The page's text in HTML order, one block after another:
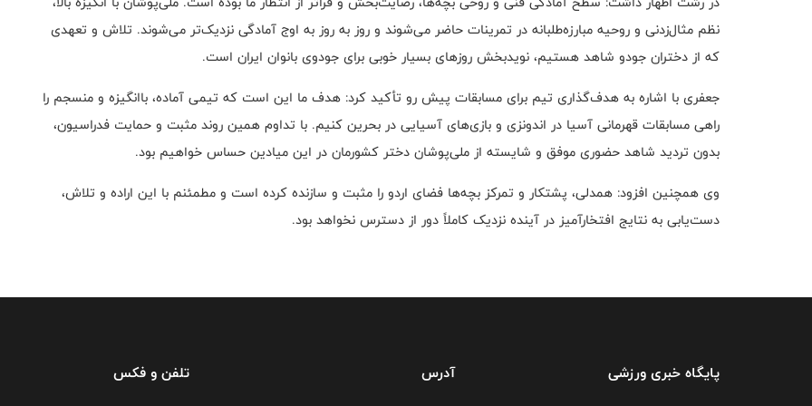
نظم مثال‌زدنی و روحیه مبارزه‌طلبانه در تمرینات حاضر می‌شوند و روز به روز به اوج آمادگی نزدیک‌تر می‌شوند. تلاش و تعهدی
که از دختران جودو شاهد هستیم، نویدبخش روزهای بسیار خوبی برای جودوی بانوان ایران است.
جعفری با اشاره به هدف‌گذاری تیم برای مسابقات پیش رو تأکید کرد: هدف ما این است که تیمی آماده، باانگیزه و منسجم را
راهی مسابقات قهرمانی آسیا در اندونزی و بازی‌های آسیایی در بحرین کنیم. با تداوم همین روند مثبت و حمایت فدراسیون،
بدون تردید شاهد حضوری موفق و شایسته از ملی‌پوشان دختر کشورمان در این میادین حساس خواهیم بود.
وی همچنین افزود: همدلی، پشتکار و تمرکز بچه‌ها فضای اردو را مثبت و سازنده کرده است و مطمئنم با این اراده و تلاش،
دست‌یابی به نتایج افتخارآمیز در آینده نزدیک کاملاً دور از دسترس نخواهد بود.
پایگاه خبری ورزشی آدرس تلفن و فکس